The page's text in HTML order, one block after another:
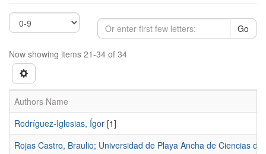
Go
Now showing items 21-34 of 34
Authors Name
Rodríguez-Iglesias, Ígor [1]
Rojas Castro, Braulio; Universidad de Playa Ancha de Ciencias de